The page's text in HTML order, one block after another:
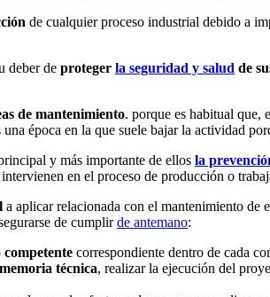
de cualquier proceso industrial debido a
deber de proteger la seguridad y salud de
de mantenimiento. porque es habitual que,
época en la que suele bajar la actividad
y más importante de ellos la
en el proceso de producción o
a aplicar relacionada con el mantenimiento de
de cumplirde antemano:
competente correspondiente dentro de cada
técnica, realizar la ejecución del